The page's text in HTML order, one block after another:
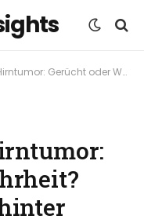
oder Wahrheit? Was wirklich dahinter steckt